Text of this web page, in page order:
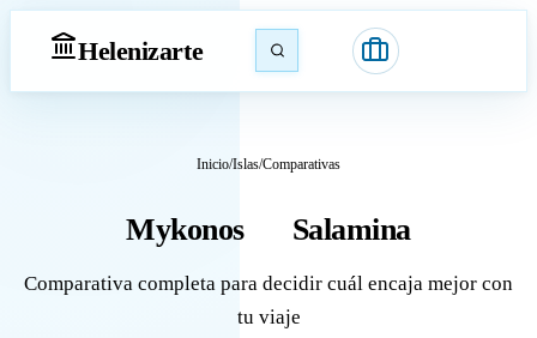
Helenizarte
Inicio/Islas/Comparativas
Mykonos Salamina
Comparativa completa para decidir cuál encaja mejor con
tu viaje